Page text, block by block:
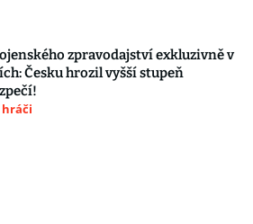
zpravodajství exkluzivně v
Česku hrozil vyšší stupeň
hráči